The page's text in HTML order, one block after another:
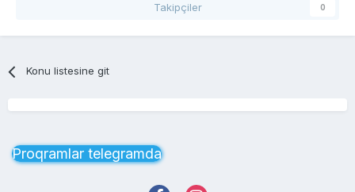
Takipçiler 0
Konu listesine git
Proqramlar telegramda